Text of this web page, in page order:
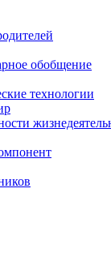
обобщение
технологии